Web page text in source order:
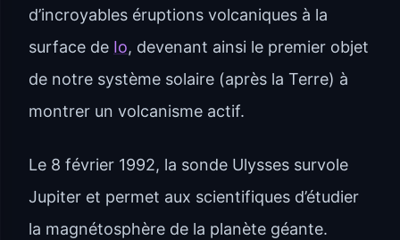
d’incroyables éruptions volcaniques à la
surface de Io, devenant ainsi le premier objet
de notre système solaire (après la Terre) à
montrer un volcanisme actif.
Le 8 février 1992, la sonde Ulysses survole
Jupiter et permet aux scientifiques d’étudier
la magnétosphère de la planète géante.